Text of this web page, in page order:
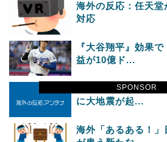
SPONSOR
海外の反応：任天
対応
『大谷翔平』効果
益が10億ド...
海外「彼らこそ真
に大地震が起...
海外「あるある！」